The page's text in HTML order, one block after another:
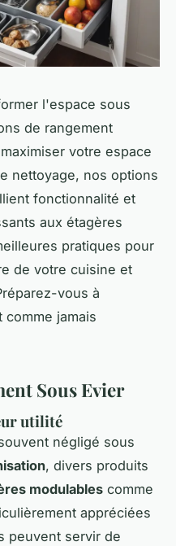
l'espace sous
de rangement
votre espace
nettoyage, nos options
fonctionnalité et
aux étagères
pratiques pour
de votre cuisine et
vous à
jamais
Sous Evier
utilité
négligé sous
, divers produits
modulables comme
appréciées
peuvent servir de